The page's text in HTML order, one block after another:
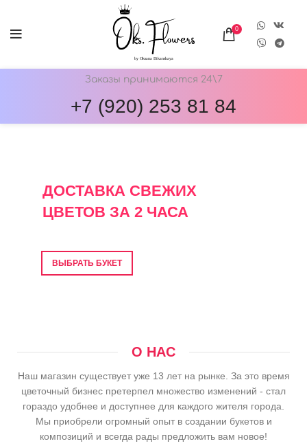
0
Заказы принимаются 24\7
+7 (920) 253 81 84
ДОСТАВКА СВЕЖИХ
ЦВЕТОВ ЗА 2 ЧАСА
ВЫБРАТЬ БУКЕТ
О НАС
Наш магазин существует уже 13 лет на рынке. За это время
цветочный бизнес претерпел множество изменений - стал
гораздо удобнее и доступнее для каждого жителя города.
Мы приобрели огромный опыт в создании букетов и
композиций и всегда рады предложить вам новое!